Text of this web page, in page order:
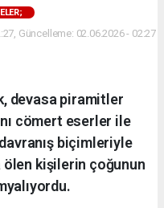
Güncelleme: 02.06.2026 - 02:27
devasa piramitler
cömert eserler ile
biçimleriyle
ölen kişilerin çoğunun